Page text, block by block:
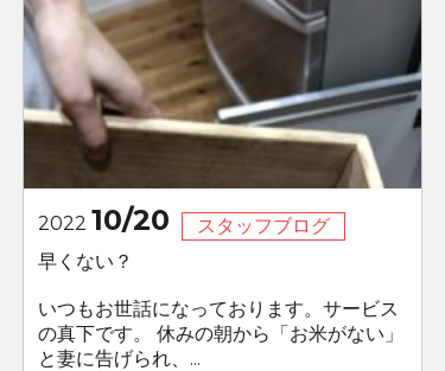
2022 10/20
スタッフブログ
早くない？
いつもお世話になっております。サービス
の真下です。 休みの朝から「お米がない」
と妻に告げられ、...